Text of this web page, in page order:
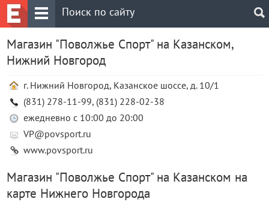
Магазин "Поволжье Спорт" на Казанском,
Нижний Новгород
г. Нижний Новгород, Казанское шоссе, д. 10/1
(831) 278-11-99, (831) 228-02-38
ежедневно с 10:00 до 20:00
VP@povsport.ru
www.povsport.ru
Магазин "Поволжье Спорт" на Казанском на
карте Нижнего Новгорода